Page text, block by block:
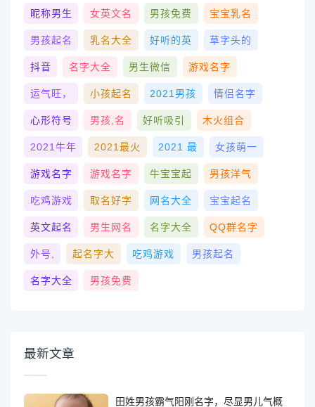
昵称男生 女英文名 男孩免费 宝宝乳名
男孩起名 乳名大全 好听的英 草字头的
抖音 名字大全 男生微信 游戏名字
运气旺， 小孩起名 2021男孩 情侣名字
心形符号 男孩,名 好听吸引 木火组合
2021牛年 2021最火 2021 最 女孩萌一
游戏名字 游戏名字 牛宝宝起 男孩洋气
吃鸡游戏 取名好字 网名大全 宝宝起名
英文起名 男生网名 名字大全 QQ群名字
外号, 起名字大 吃鸡游戏 男孩起名
名字大全 男孩免费
最新文章
田姓男孩霸气阳刚名字，尽显男儿气概